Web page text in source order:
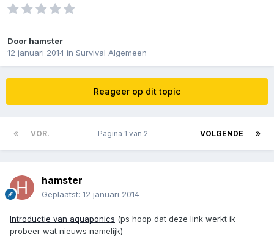
Door hamster
12 januari 2014 in Survival Algemeen
Reageer op dit topic
VOR. VOLGENDE
Pagina 1 van 2
hamster
Geplaatst: 12 januari 2014
Introductie van aquaponics (ps hoop dat deze link werkt ik
probeer wat nieuws namelijk)